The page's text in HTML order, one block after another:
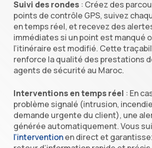
Suivi des rondes: Créez des
points de contrôle GPS, suivez
en temps réel, et recevez des
immédiates si un point est manqué
l’itinéraire est modifié. Cette
renforce la qualité des prestations
agents de sécurité au Maroc.
Interventions en temps réel : En
problème signalé (intrusion,
demande urgente du client), une
générée automatiquement. Vous
l’interventionen direct et